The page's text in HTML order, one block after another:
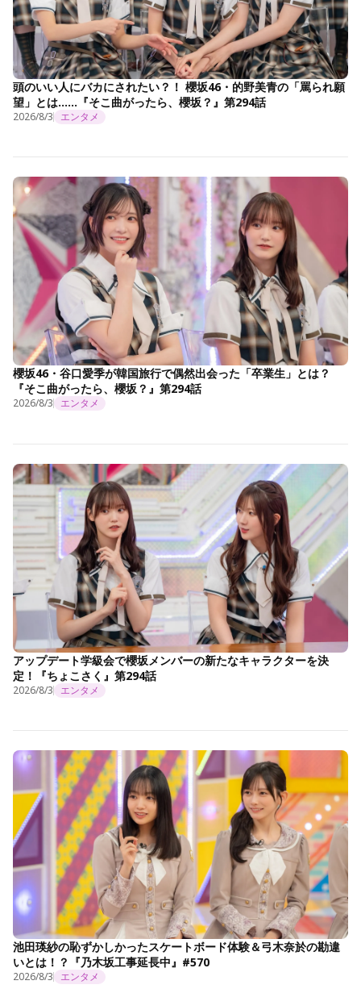
頭のいい人にバカにされたい？！ 櫻坂46・的野美青の「罵られ願
望」とは……『そこ曲がったら、櫻坂？』第294話
2026/8/3 エンタメ
櫻坂46・谷口愛季が韓国旅行で偶然出会った「卒業生」とは？
『そこ曲がったら、櫻坂？』第294話
2026/8/3 エンタメ
アップデート学級会で櫻坂メンバーの新たなキャラクターを決
定！『ちょこさく』第294話
2026/8/3 エンタメ
池田瑛紗の恥ずかしかったスケートボード体験＆弓木奈於の勘違
いとは！？『乃木坂工事延長中』#570
2026/8/3 エンタメ